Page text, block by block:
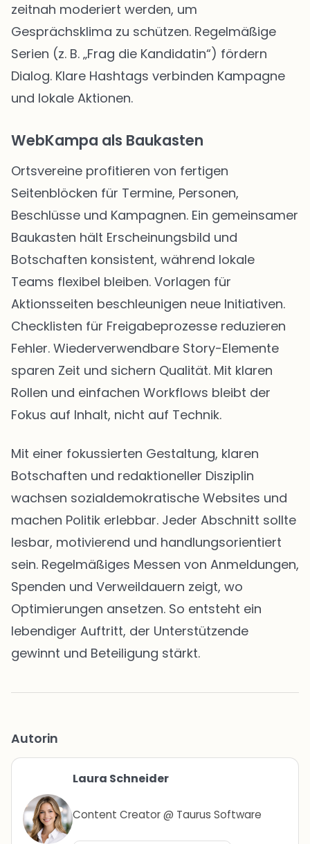
zeitnah moderiert werden, um
Gesprächsklima zu schützen. Regelmäßige
Serien (z. B. „Frag die Kandidatin“) fördern
Dialog. Klare Hashtags verbinden Kampagne
und lokale Aktionen.
WebKampa als Baukasten
Ortsvereine profitieren von fertigen
Seitenblöcken für Termine, Personen,
Beschlüsse und Kampagnen. Ein gemeinsamer
Baukasten hält Erscheinungsbild und
Botschaften konsistent, während lokale
Teams flexibel bleiben. Vorlagen für
Aktionsseiten beschleunigen neue Initiativen.
Checklisten für Freigabeprozesse reduzieren
Fehler. Wiederverwendbare Story-Elemente
sparen Zeit und sichern Qualität. Mit klaren
Rollen und einfachen Workflows bleibt der
Fokus auf Inhalt, nicht auf Technik.
Mit einer fokussierten Gestaltung, klaren
Botschaften und redaktioneller Disziplin
wachsen sozialdemokratische Websites und
machen Politik erlebbar. Jeder Abschnitt sollte
lesbar, motivierend und handlungsorientiert
sein. Regelmäßiges Messen von Anmeldungen,
Spenden und Verweildauern zeigt, wo
Optimierungen ansetzen. So entsteht ein
lebendiger Auftritt, der Unterstützende
gewinnt und Beteiligung stärkt.
Autorin
Laura Schneider
Content Creator @ Taurus Software